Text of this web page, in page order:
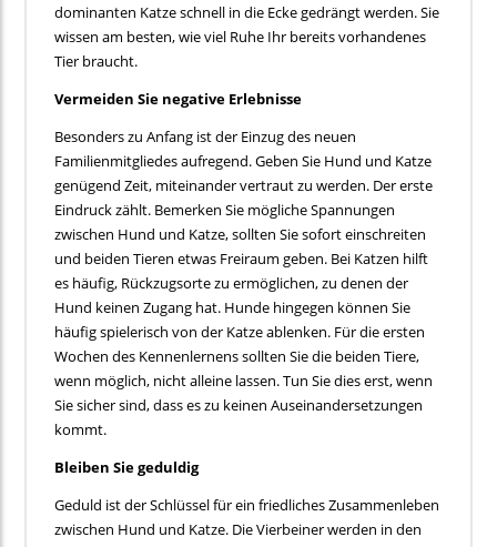
dominanten Katze schnell in die Ecke gedrängt werden. Sie
wissen am besten, wie viel Ruhe Ihr bereits vorhandenes
Tier braucht.
Vermeiden Sie negative Erlebnisse
Besonders zu Anfang ist der Einzug des neuen
Familienmitgliedes aufregend. Geben Sie Hund und Katze
genügend Zeit, miteinander vertraut zu werden. Der erste
Eindruck zählt. Bemerken Sie mögliche Spannungen
zwischen Hund und Katze, sollten Sie sofort einschreiten
und beiden Tieren etwas Freiraum geben. Bei Katzen hilft
es häufig, Rückzugsorte zu ermöglichen, zu denen der
Hund keinen Zugang hat. Hunde hingegen können Sie
häufig spielerisch von der Katze ablenken. Für die ersten
Wochen des Kennenlernens sollten Sie die beiden Tiere,
wenn möglich, nicht alleine lassen. Tun Sie dies erst, wenn
Sie sicher sind, dass es zu keinen Auseinandersetzungen
kommt.
Bleiben Sie geduldig
Geduld ist der Schlüssel für ein friedliches Zusammenleben
zwischen Hund und Katze. Die Vierbeiner werden in den